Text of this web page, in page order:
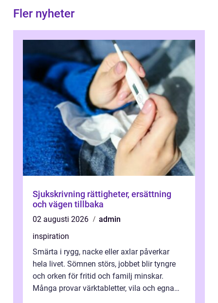
Fler nyheter
Sjukskrivning rättigheter, ersättning
och vägen tillbaka
02 augusti 2026
admin
inspiration
Smärta i rygg, nacke eller axlar påverkar
hela livet. Sömnen störs, jobbet blir tyngre
och orken för fritid och familj minskar.
Många provar värktabletter, vila och egna